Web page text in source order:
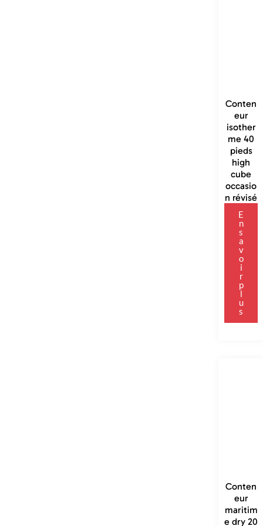
Conten
eur
isother
me 40
pieds
high
cube
occasio
n révisé
E
n
s
a
v
o
i
r
p
l
u
s
Conten
eur
maritim
e dry 20